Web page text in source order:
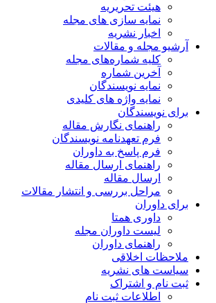
هیئت تحریریه
نمایه سازی های مجله
اخبار نشریه
آرشیو مجله و مقالات
کلیه شماره‌های مجله
آخرین شماره
نمایه نویسندگان
نمایه واژه های کلیدی
برای نویسندگان
راهنمای نگارش مقاله
فرم تعهدنامه نویسندگان
فرم پاسخ به داوران
راهنمای ارسال مقاله
ارسال مقاله
مراحل بررسی و انتشار مقالات
برای داوران
داوری همتا
لیست داوران مجله
راهنمای داوران
ملاحظات اخلاقی
سیاست های نشریه
ثبت نام و اشتراک
اطلاعات ثبت نام